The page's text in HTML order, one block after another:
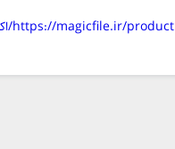
https://magicfile.ir/product/اکسل-چندمنظوره-ابزار-های-محاسباتی/